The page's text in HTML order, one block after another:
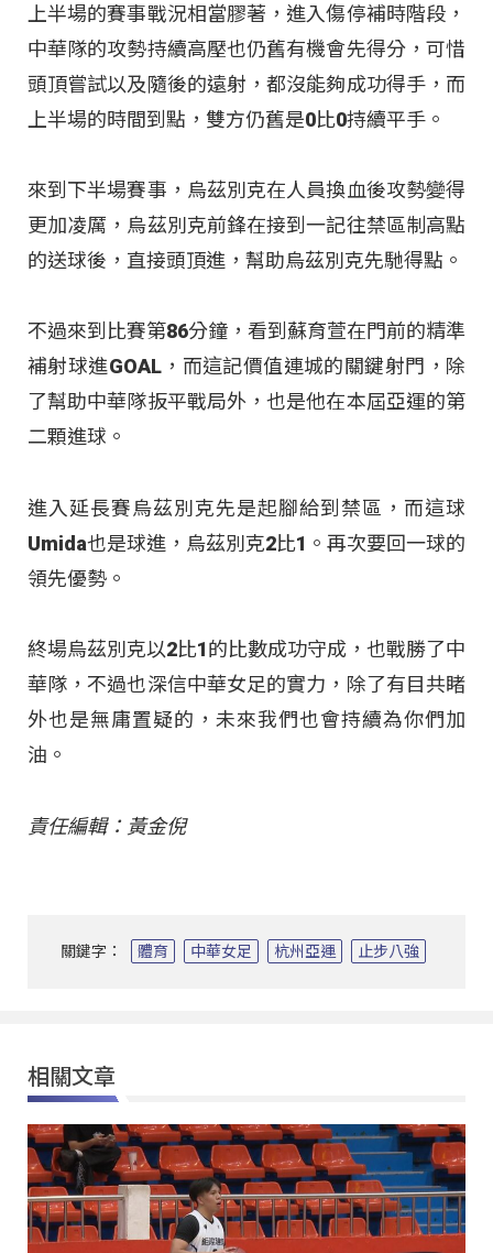
上半場的賽事戰況相當膠著，進入傷停補時階段，
中華隊的攻勢持續高壓也仍舊有機會先得分，可惜
頭頂嘗試以及隨後的遠射，都沒能夠成功得手，而
上半場的時間到點，雙方仍舊是0比0持續平手。
來到下半場賽事，烏茲別克在人員換血後攻勢變得
更加凌厲，烏茲別克前鋒在接到一記往禁區制高點
的送球後，直接頭頂進，幫助烏茲別克先馳得點。
不過來到比賽第86分鐘，看到蘇育萱在門前的精準
補射球進GOAL，而這記價值連城的關鍵射門，除
了幫助中華隊扳平戰局外，也是他在本屆亞運的第
二顆進球。
進入延長賽烏茲別克先是起腳給到禁區，而這球
Umida也是球進，烏茲別克2比1。再次要回一球的
領先優勢。
終場烏茲別克以2比1的比數成功守成，也戰勝了中
華隊，不過也深信中華女足的實力，除了有目共睹
外也是無庸置疑的，未來我們也會持續為你們加
油。
責任編輯：黃金倪
關鍵字： 體育 中華女足 杭州亞運 止步八強
相關文章